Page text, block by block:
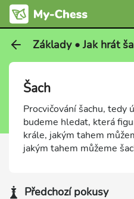
Základy • Jak hrát
Šach
Procvičování šachu, tedy
budeme hledat, která
krále, jakým tahem
jakým tahem můžeme
Předchozí pokusy